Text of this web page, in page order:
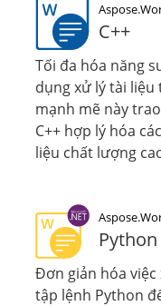
C++
Tối đa hóa năng
dụng xử lý tài liệu
mạnh mẽ này
C++ hợp lý hóa
liệu chất lượng
Python
Đơn giản hóa việc
tập lệnh Python